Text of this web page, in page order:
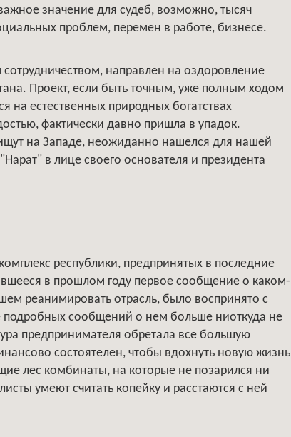
значение для судеб, возможно, тысяч
проблем, перемен в работе, бизнесе.
направлен на оздоровление
Проект, если быть точным, уже полным ходом
на естественных природных богатствах
фактически давно пришла в упадок.
на Западе, неожиданно нашелся для нашей
в лице своего основателя и президента
республики, предпринятых в последние
в прошлом году первое сообщение о каком-
реанимировать отрасль, было воспринято с
подробных сообщений о нем больше ниоткуда не
предпринимателя обретала все большую
состоятелен, чтобы вдохнуть новую жизнь
лес комбинаты, на которые не позарился ни
умеют считать копейку и расстаются с ней